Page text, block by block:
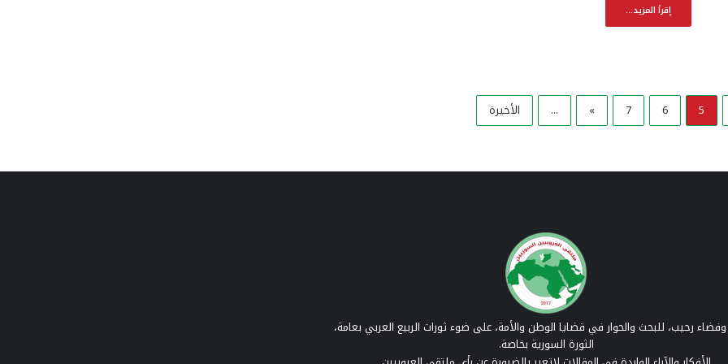
إقرأ المزيد...
5
6
7
»
... الأخيرة
رحيب، للبحث والحوار في قضايا الوطن والأمة، على ضوء ثورات الربيع العربي بعامة،
الثورة السورية بخاصة.